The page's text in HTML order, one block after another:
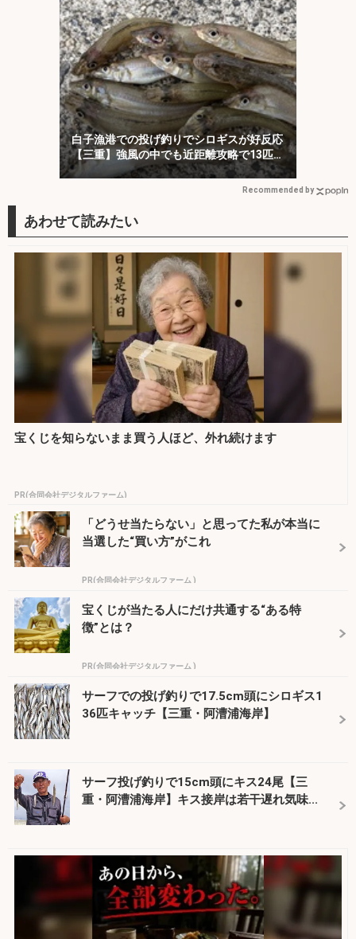
白子漁港での投げ釣りでシロギスが好反応
【三重】強風の中でも近距離攻略で13匹キ
ャッチ
Recommended by
宝くじを知らないまま買う人ほど、外れ続けます
PR(合同会社デジタルファーム)
「どうせ当たらない」と思ってた私が本当に
当選した“買い方”がこれ
PR(合同会社デジタルファーム )
宝くじが当たる人にだけ共通する“ある特
徴”とは？
PR(合同会社デジタルファーム )
サーフでの投げ釣りで17.5cm頭にシロギス1
36匹キャッチ【三重・阿漕浦海岸】
サーフ投げ釣りで15cm頭にキス24尾【三
重・阿漕浦海岸】キス接岸は若干遅れ気味...